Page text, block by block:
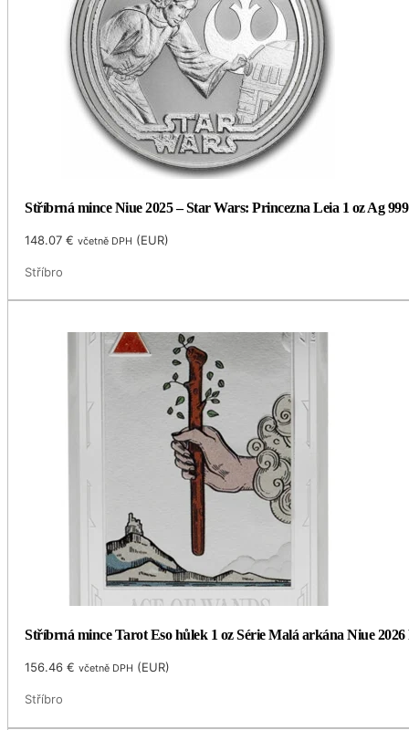
Stříbrná mince Niue 2025 – Star Wars: Princezna Leia 1 oz Ag
148.07€ včetně DPH (EUR)
Stříbro
Stříbrná mince Tarot Eso hůlek 1 oz Série Malá arkána Niue 2026
156.46€ včetně DPH (EUR)
Stříbro